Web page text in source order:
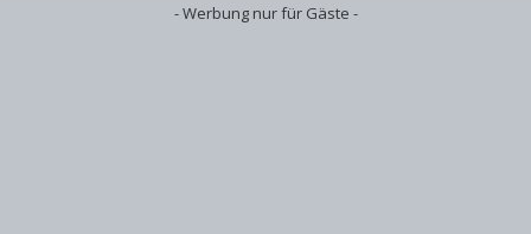
- Werbung nur für Gäste -